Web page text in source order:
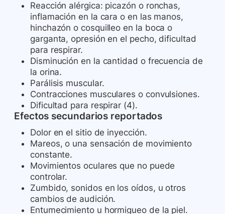
Reacción alérgica: picazón o ronchas,
inflamación en la cara o en las manos,
hinchazón o cosquilleo en la boca o
garganta, opresión en el pecho, dificultad
para respirar.
Disminución en la cantidad o frecuencia de
la orina.
Parálisis muscular.
Contracciones musculares o convulsiones.
Dificultad para respirar (4).
Efectos secundarios reportados
Dolor en el sitio de inyección.
Mareos, o una sensación de movimiento
constante.
Movimientos oculares que no puede
controlar.
Zumbido, sonidos en los oídos, u otros
cambios de audición.
Entumecimiento u hormigueo de la piel.